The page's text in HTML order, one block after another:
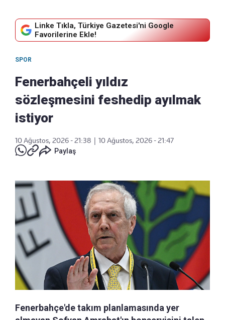
Linke Tıkla, Türkiye Gazetesi'ni Google
Favorilerine Ekle!
SPOR
Fenerbahçeli yıldız
sözleşmesini feshedip ayılmak
istiyor
10 Ağustos, 2026 - 21:38
10 Ağustos, 2026 - 21:47
Paylaş
Fenerbahçe'de takım planlamasında yer